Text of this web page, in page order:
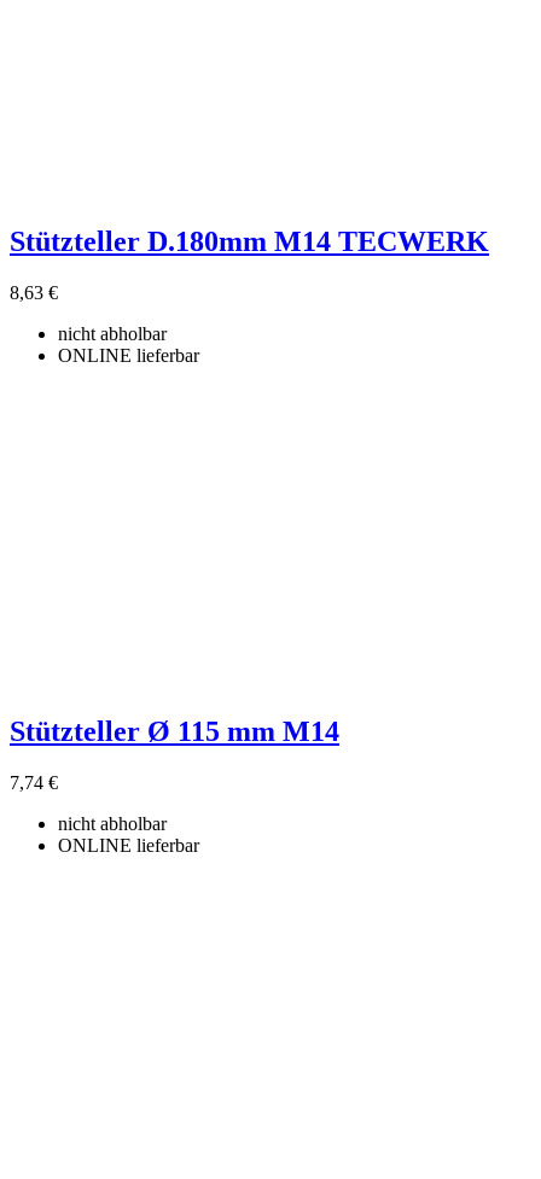
Stützteller D.180mm M14 TECWERK
8,63 €
nicht abholbar
ONLINE lieferbar
Stützteller Ø 115 mm M14
7,74 €
nicht abholbar
ONLINE lieferbar